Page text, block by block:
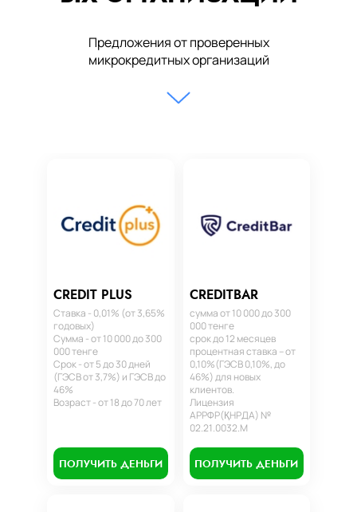
Предложения от проверенных
микрокредитных организаций
CREDIT PLUS
Ставка - 0,01% (от 3,65%
годовых)
Сумма - от 10 000 до 300
000 тенге
Срок - от 5 до 30 дней
(ГЭСВ от 3,7%) и ГЭСВ до
46%
Возраст - от 18 до 70 лет
ПОЛУЧИТЬ ДЕНЬГИ
CREDITBAR
сумма от 10 000 до 300
000 тенге
срок до 12 месяцев
процентная ставка – от
0,10%(ГЭСВ 0,10%, до
46%) для новых
клиентов.
Лицензия
АРРФР(ҚНРДА) №
02.21.0032.М
ПОЛУЧИТЬ ДЕНЬГИ